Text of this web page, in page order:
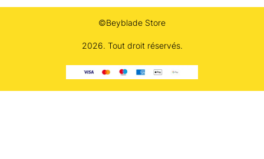
©Beyblade Store
2026. Tout droit réservés.